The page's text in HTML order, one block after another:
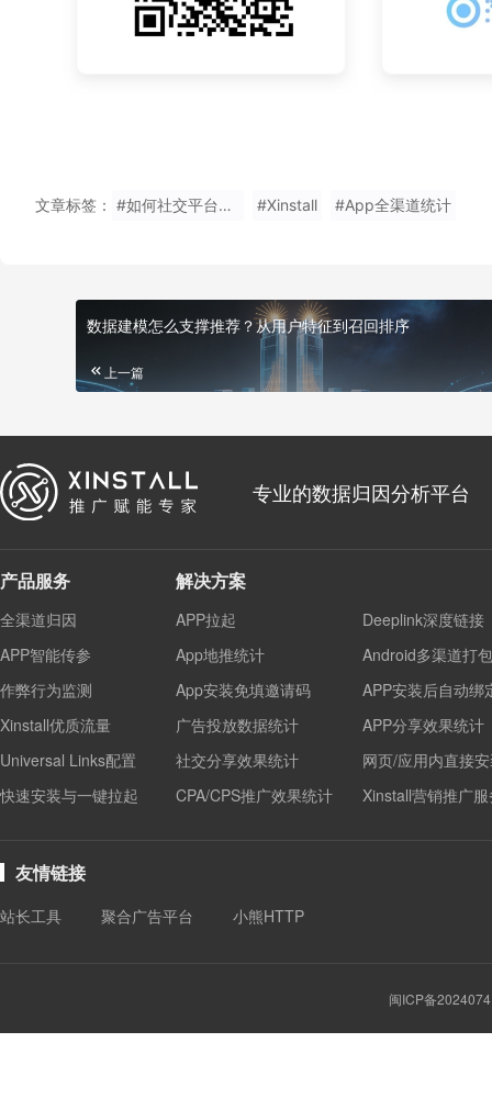
文章标签： #如何社交平台分享统计免费使用? #Xinstall #App全渠道统计
数据建模怎么支撑推荐？从用户特征到召回排序
上一篇
专业的数据归因分析平台
产品服务
全渠道归因
APP智能传参
作弊行为监测
Xinstall优质流量
Universal Links配置
快速安装与一键拉起
解决方案
APP拉起
Deeplink深度链接
App地推统计
Android多渠道打包
App安装免填邀请码
APP安装后自动绑
广告投放数据统计
APP分享效果统计
社交分享效果统计
网页/应用内直接
CPA/CPS推广效果统计
Xinstall营销推广
友情链接
站长工具 聚合广告平台 小熊HTTP
闽ICP备